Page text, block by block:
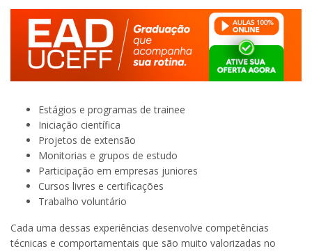
Estágios e programas de trainee
Iniciação científica
Projetos de extensão
Monitorias e grupos de estudo
Participação em empresas juniores
Cursos livres e certificações
Trabalho voluntário
Cada uma dessas experiências desenvolve competências
técnicas e comportamentais que são muito valorizadas no